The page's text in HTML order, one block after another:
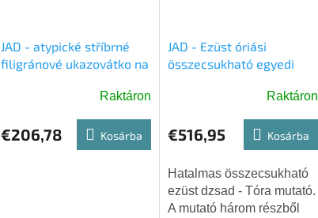
JAD - atypické stříbrné
filigránové ukazovátko na
Raktáron
€206,78 Kosárba
JAD - Ezüst óriási
összecsukható egyedi
Raktáron
€516,95 Kosárba
Hatalmas összecsukható
ezüst dzsad - Tóra mutató.
A mutató három részből